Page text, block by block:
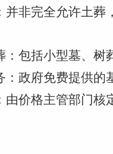
并非完全允许土葬
：包括小型墓、树
：政府免费提供的
由价格主管部门